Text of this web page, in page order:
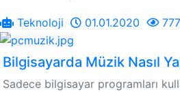
Teknoloji 01.01.2020
Bilgisayarda Müzik Nasıl
Sadece bilgisayar programları